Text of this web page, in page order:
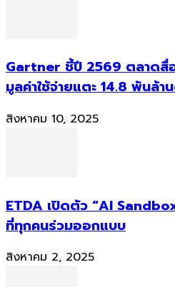
Gartner ชี้ปี 2569 ตลาดสื่อ
มูลค่าใช้จ่ายแตะ 14.8 พันล้า
สิงหาคม 10, 2025
ETDA เปิดตัว “AI
ที่ทุกคนร่วมออกแบบ
สิงหาคม 2, 2025